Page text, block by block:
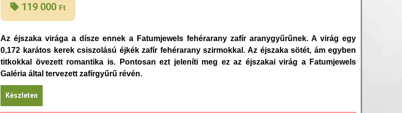
119 000 Ft
Az éjszaka virága a dísze ennek a Fatumjewels fehérarany zafír aranygyűrűnek. A virág egy
0,172 karátos kerek csiszolású éjkék zafír fehérarany szirmokkal. Az éjszaka sötét, ám egyben
titkokkal övezett romantika is. Pontosan ezt jeleníti meg ez az éjszakai virág a Fatumjewels
Galéria által tervezett zafírgyűrű révén.
Készleten